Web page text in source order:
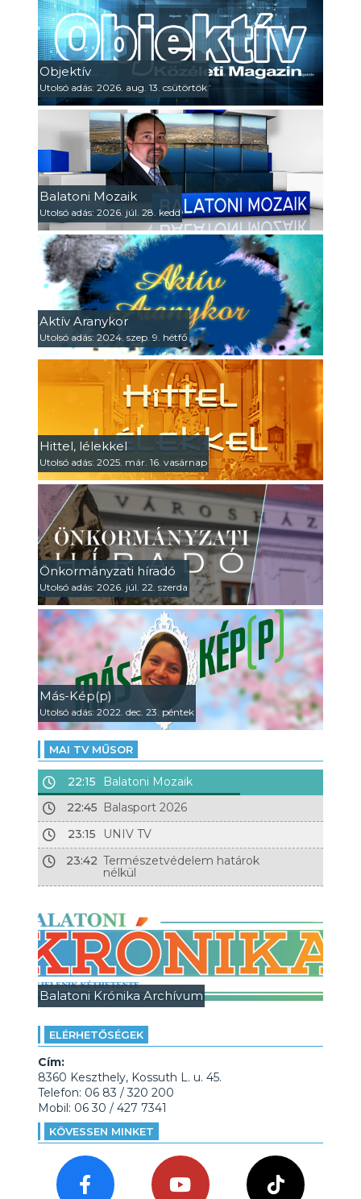
Objektív
Utolsó adás: 2026. aug. 13. csütörtök
Balatoni Mozaik
Utolsó adás: 2026. júl. 28. kedd
Aktív Aranykor
Utolsó adás: 2024. szep. 9. hétfő
Hittel, lélekkel
Utolsó adás: 2025. már. 16. vasárnap
Önkormányzati híradó
Utolsó adás: 2026. júl. 22. szerda
Más-Kép(p)
Utolsó adás: 2022. dec. 23. péntek
MAI TV MŰSOR
22:15
Balatoni Mozaik
22:45 Balasport 2026
23:15
UNIV TV
23:42 Természetvédelem határok
nélkül
Balatoni Krónika Archívum
ELÉRHETŐSÉGEK
Cím:
8360 Keszthely, Kossuth L. u. 45.
Telefon: 06 83 / 320 200
Mobil: 06 30 / 427 7341
KÖVESSEN MINKET